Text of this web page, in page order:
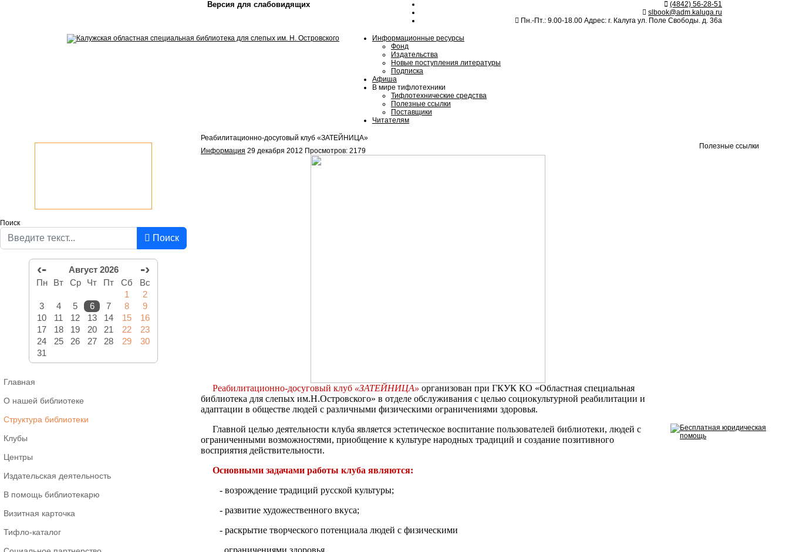
Версия для слабовидящих
(4842) 56-28-51
slbook@adm.kaluga.ru
Пн.-Пт.: 9.00-18.00 Адрес: г. Калуга ул. Поле Свободы. д. 36а
Информационные ресурсы
Фонд
Издательства
Новые поступления литературы
Подписка
Афиша
В мире тифлотехники
Тифлотехнические средства
Полезные ссылки
Поставщики
Читателям
Поиск
Поиск
‹- Август 2026 -›
Пн Вт Ср Чт Пт Сб
Вс
1
2
3
4 5 6 7 8
9
10
11 12 13 14 15
16
17
18 19 20 21 22
23
24
25 26 27 28 29
30
31
Главная
О нашей библиотеке
Структура библиотеки
Клубы
Центры
Издательская деятельность
В помощь библиотекарю
Визитная карточка
Тифло-каталог
Реабилитационно-досуговый клуб «ЗАТЕЙНИЦА»
Информация 29 декабря 2012 Просмотров: 2179
Реабилитационно-досуговый клуб «ЗАТЕЙНИЦА» организован при ГКУК КО «Областная специальная
библиотека для слепых им.Н.Островского» в отделе обслуживания с целью социокультурной реабилитации и
адаптации в обществе людей с различными физическими ограничениями здоровья.
Главной целью деятельности клуба является эстетическое воспитание пользователей библиотеки, людей с
ограниченными возможностями, приобщение к культуре народных традиций и создание позитивного
восприятия действительности.
Основными задачами работы клуба являются:
- возрождение традиций русской культуры;
- развитие художественного вкуса;
- раскрытие творческого потенциала людей с физическими
ограничениями здоровья.
Полезные ссылки